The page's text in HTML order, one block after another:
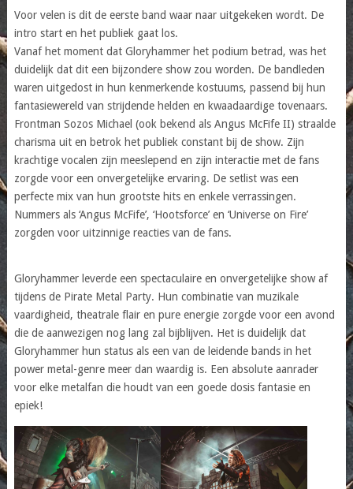
Voor velen is dit de eerste band waar naar uitgekeken wordt. De
intro start en het publiek gaat los.
Vanaf het moment dat Gloryhammer het podium betrad, was het
duidelijk dat dit een bijzondere show zou worden. De bandleden
waren uitgedost in hun kenmerkende kostuums, passend bij hun
fantasiewereld van strijdende helden en kwaadaardige tovenaars.
Frontman Sozos Michael (ook bekend als Angus McFife II) straalde
charisma uit en betrok het publiek constant bij de show. Zijn
krachtige vocalen zijn meeslepend en zijn interactie met de fans
zorgde voor een onvergetelijke ervaring. De setlist was een
perfecte mix van hun grootste hits en enkele verrassingen.
Nummers als ‘Angus McFife’, ‘Hootsforce’ en ‘Universe on Fire’
zorgden voor uitzinnige reacties van de fans.
Gloryhammer leverde een spectaculaire en onvergetelijke show af
tijdens de Pirate Metal Party. Hun combinatie van muzikale
vaardigheid, theatrale flair en pure energie zorgde voor een avond
die de aanwezigen nog lang zal bijblijven. Het is duidelijk dat
Gloryhammer hun status als een van de leidende bands in het
power metal-genre meer dan waardig is. Een absolute aanrader
voor elke metalfan die houdt van een goede dosis fantasie en
epiek!